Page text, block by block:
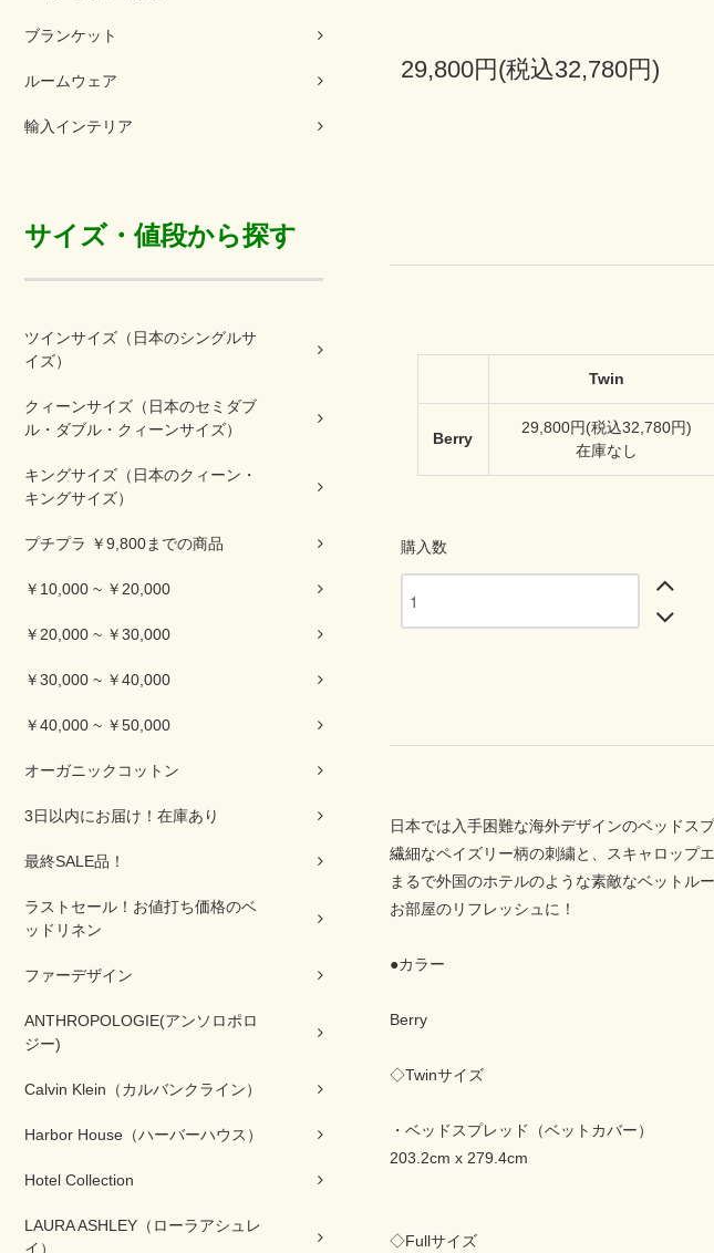
ブランケット
ルームウェア
輸入インテリア
サイズ・値段から探す
ツインサイズ（日本のシングルサ
イズ）
クィーンサイズ（日本のセミダブ
ル・ダブル・クィーンサイズ）
キングサイズ（日本のクィーン・
キングサイズ）
プチプラ ￥9,800までの商品
￥10,000 ~ ￥20,000
￥20,000 ~ ￥30,000
￥30,000 ~ ￥40,000
￥40,000 ~ ￥50,000
オーガニックコットン
3日以内にお届け！在庫あり
最終SALE品！
ラストセール！お値打ち価格のベ
ッドリネン
ファーデザイン
ANTHROPOLOGIE(アンソロポロ
ジー)
Calvin Klein（カルバンクライン）
Harbor House（ハーバーハウス）
Hotel Collection
LAURA ASHLEY（ローラアシュレ
イ）
29,800円(税込32,780円)
Twin
Berry
29,800円(税込32,780円)
在庫なし
購入数
日本では入手困難な海外デザインのベッドス
繊細なペイズリー柄の刺繍と、スキャロップ
まるで外国のホテルのような素敵なベットル
お部屋のリフレッシュに！
●カラー
Berry
◇Twinサイズ
・ベッドスプレッド（ベットカバー）
203.2cm x 279.4cm
◇Fullサイズ